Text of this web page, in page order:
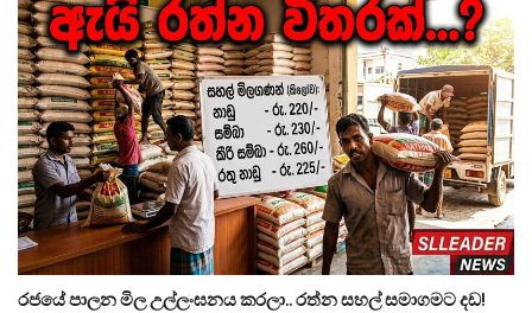
රජයේ පාලන මිල උල්ලංඝනය කරලා.. රත්න සහල් සමාගමට දඩ!